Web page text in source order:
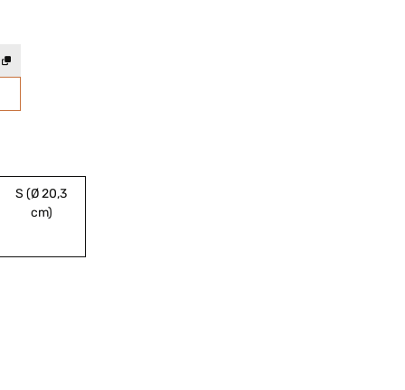
S (Ø 20,3
cm)